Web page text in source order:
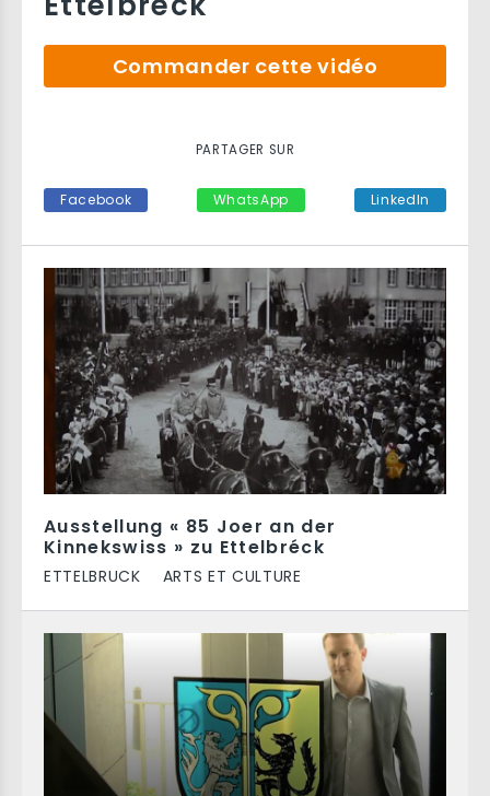
Ausstellung « 85 Joer an der
Kinnekswiss » zu Ettelbréck
ETTELBRUCK ARTS ET CULTURE
Commander cette vidéo
PARTAGER SUR
Facebook WhatsApp LinkedIn